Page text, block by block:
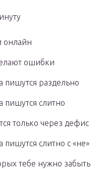
онлайн
ошибки
пишутся раздельно
пишутся слитно
только через дефис
пишутся слитно с «не»
тебе нужно забыть